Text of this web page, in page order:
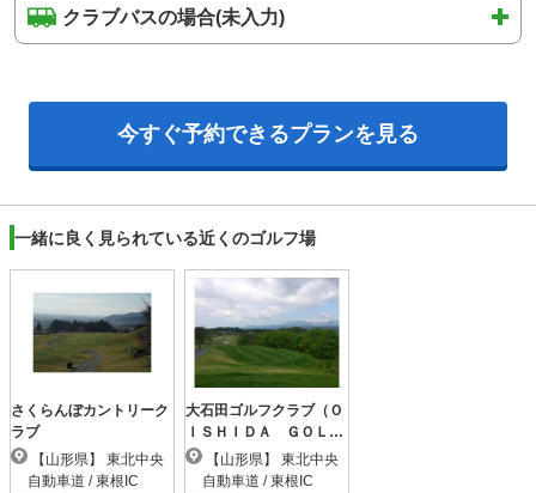
クラブバスの場合(未入力)
今すぐ予約できるプランを見る
一緒に良く見られている近くのゴルフ場
さくらんぼカントリーク
ラブ
自動車道 / 東根IC
大石田ゴルフクラブ（Ｏ
ＩＳＨＩＤＡ ＧＯＬ
Ｆ ＣＬＵＢ）
自動車道 / 東根IC